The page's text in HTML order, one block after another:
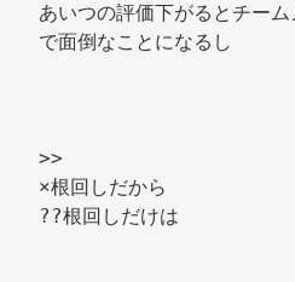
あいつの評価下がるとチー
で面倒なことになるし
>>
×根回しだから
??根回しだけは